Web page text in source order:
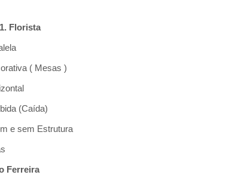
Florista
( Mesas )
(Caída)
e sem Estrutura
Ferreira